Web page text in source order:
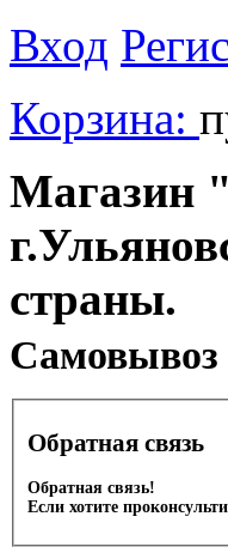
Вход
Корзина:
Магазин
страны.
Cамовывоз
Обратная связь
Обратная связь!
Если хотите